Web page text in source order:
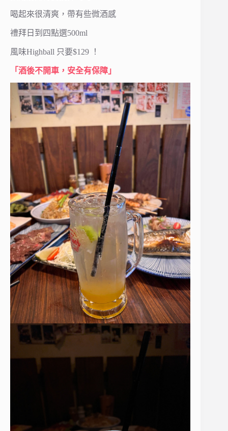
喝起來很清爽，帶有些微酒感
禮拜日到四點選500ml
風味Highball 只要$129 ！
「酒後不開車，安全有保障」